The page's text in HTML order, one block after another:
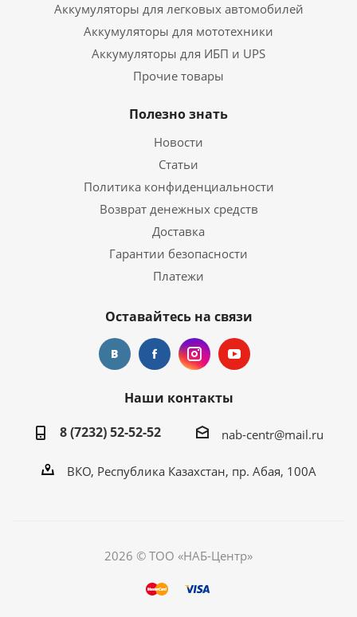
Аккумуляторы для легковых автомобилей
Аккумуляторы для мототехники
Аккумуляторы для ИБП и UPS
Прочие товары
Полезно знать
Новости
Статьи
Политика конфиденциальности
Возврат денежных средств
Доставка
Гарантии безопасности
Платежи
Оставайтесь на связи
Наши контакты
8 (7232) 52-52-52
nab-centr@mail.ru
ВКО, Республика Казахстан, пр. Абая, 100А
2026 © ТОО «НАБ-Центр»